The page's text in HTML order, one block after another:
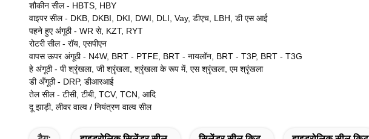
शौकीन सील - HBTS, HBY
वाइपर सील - DKB, DKBI, DKI, DWI, DLI, Vay, डीएच, LBH, डी एस आई
पहने हुए अंगूठी- WR से, KZT, RYT
रोटरी सील- रॉय, एसपीएन
वापस ऊपर अंगूठी- N4W, BRT - PTFE, BRT - नायलॉन, BRT - T3P, BRT - T3G
हे अंगूठी- पी श्रृंखला, जी श्रृंखला, श्रृंखला के रूप में, एस श्रृंखला, एम श्रृंखला
डी अँगूठी- DRP, डीआरआई
तेल सील- टीसी, टीबी, TCV, TCN, आदि
दू झाड़ी, लीवर वाल्व / नियंत्रण वाल्व सील